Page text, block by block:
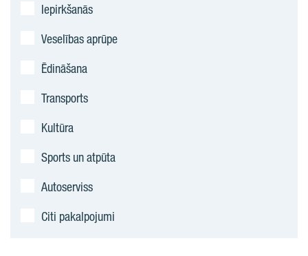
Iepirkšanās
Veselības aprūpe
Ēdināšana
Transports
Kultūra
Sports un atpūta
Autoserviss
Citi pakalpojumi